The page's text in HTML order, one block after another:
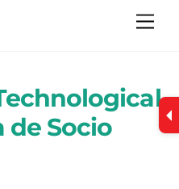
de Socio